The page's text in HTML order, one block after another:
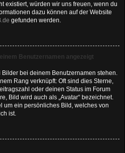
existiert, würden wir uns freuen, wenn du
dazu können auf der Website
gefunden werden.
Benutzernamen angezeigt
bei deinem Benutzernamen stehen.
Rang verknüpft: Oft sind dies Sterne,
oder deinen Status im Forum
Bild wird auch als „Avatar“ bezeichnet.
um ein persönliches Bild, welches von
ist.